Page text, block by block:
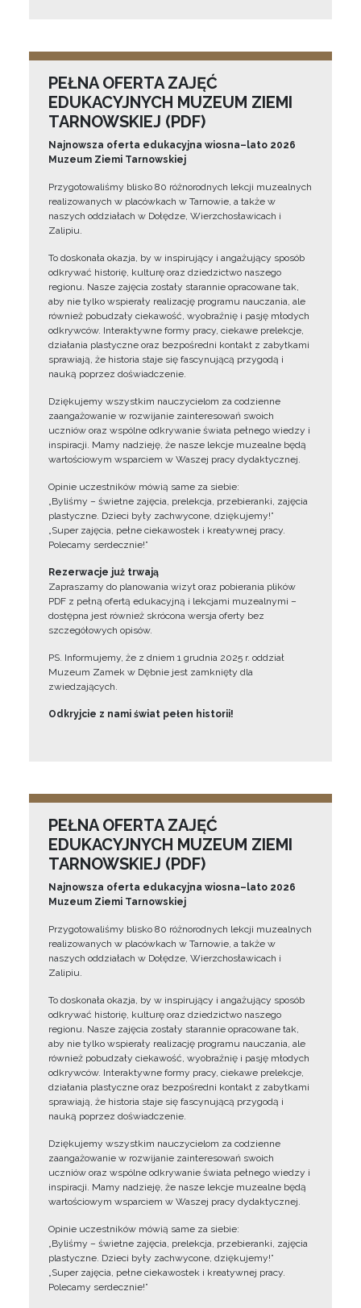
PEŁNA OFERTA ZAJĘĆ
EDUKACYJNYCH MUZEUM ZIEMI
TARNOWSKIEJ (PDF)
Najnowsza oferta edukacyjna wiosna–lato 2026
Muzeum Ziemi Tarnowskiej
Przygotowaliśmy blisko 80 różnorodnych lekcji muzealnych
realizowanych w placówkach w Tarnowie, a także w
naszych oddziałach w Dołędze, Wierzchosławicach i
Zalipiu.
To doskonała okazja, by w inspirujący i angażujący sposób
odkrywać historię, kulturę oraz dziedzictwo naszego
regionu. Nasze zajęcia zostały starannie opracowane tak,
aby nie tylko wspierały realizację programu nauczania, ale
również pobudzały ciekawość, wyobraźnię i pasję młodych
odkrywców. Interaktywne formy pracy, ciekawe prelekcje,
działania plastyczne oraz bezpośredni kontakt z zabytkami
sprawiają, że historia staje się fascynującą przygodą i
nauką poprzez doświadczenie.
Dziękujemy wszystkim nauczycielom za codzienne
zaangażowanie w rozwijanie zainteresowań swoich
uczniów oraz wspólne odkrywanie świata pełnego wiedzy i
inspiracji. Mamy nadzieję, że nasze lekcje muzealne będą
wartościowym wsparciem w Waszej pracy dydaktycznej.
Opinie uczestników mówią same za siebie:
„Byliśmy – świetne zajęcia, prelekcja, przebieranki, zajęcia
plastyczne. Dzieci były zachwycone, dziękujemy!”
„Super zajęcia, pełne ciekawostek i kreatywnej pracy.
Polecamy serdecznie!”
Rezerwacje już trwają
Zapraszamy do planowania wizyt oraz pobierania plików
PDF z pełną ofertą edukacyjną i lekcjami muzealnymi –
dostępna jest również skrócona wersja oferty bez
szczegółowych opisów.
PS. Informujemy, że z dniem 1 grudnia 2025 r. oddział
Muzeum Zamek w Dębnie jest zamknięty dla
zwiedzających.
Odkryjcie z nami świat pełen historii!
PEŁNA OFERTA ZAJĘĆ
EDUKACYJNYCH MUZEUM ZIEMI
TARNOWSKIEJ (PDF)
Najnowsza oferta edukacyjna wiosna–lato 2026
Muzeum Ziemi Tarnowskiej
Przygotowaliśmy blisko 80 różnorodnych lekcji muzealnych
realizowanych w placówkach w Tarnowie, a także w
naszych oddziałach w Dołędze, Wierzchosławicach i
Zalipiu.
To doskonała okazja, by w inspirujący i angażujący sposób
odkrywać historię, kulturę oraz dziedzictwo naszego
regionu. Nasze zajęcia zostały starannie opracowane tak,
aby nie tylko wspierały realizację programu nauczania, ale
również pobudzały ciekawość, wyobraźnię i pasję młodych
odkrywców. Interaktywne formy pracy, ciekawe prelekcje,
działania plastyczne oraz bezpośredni kontakt z zabytkami
sprawiają, że historia staje się fascynującą przygodą i
nauką poprzez doświadczenie.
Dziękujemy wszystkim nauczycielom za codzienne
zaangażowanie w rozwijanie zainteresowań swoich
uczniów oraz wspólne odkrywanie świata pełnego wiedzy i
inspiracji. Mamy nadzieję, że nasze lekcje muzealne będą
wartościowym wsparciem w Waszej pracy dydaktycznej.
Opinie uczestników mówią same za siebie:
„Byliśmy – świetne zajęcia, prelekcja, przebieranki, zajęcia
plastyczne. Dzieci były zachwycone, dziękujemy!”
„Super zajęcia, pełne ciekawostek i kreatywnej pracy.
Polecamy serdecznie!”